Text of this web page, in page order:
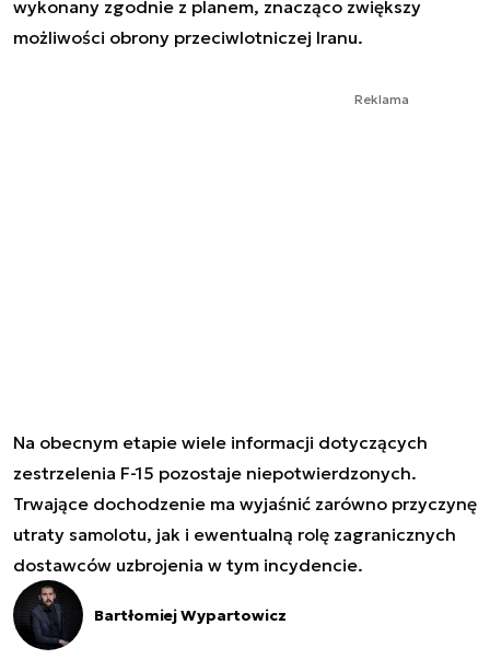
wykonany zgodnie z planem, znacząco zwiększy
możliwości obrony przeciwlotniczej Iranu.
Reklama
Na obecnym etapie wiele informacji dotyczących
zestrzelenia F-15 pozostaje niepotwierdzonych.
Trwające dochodzenie ma wyjaśnić zarówno przyczynę
utraty samolotu, jak i ewentualną rolę zagranicznych
dostawców uzbrojenia w tym incydencie.
Bartłomiej Wypartowicz